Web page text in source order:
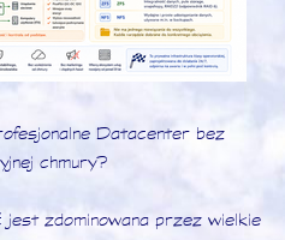
Datacenter bez
chmury?
zdominowana przez wielkie